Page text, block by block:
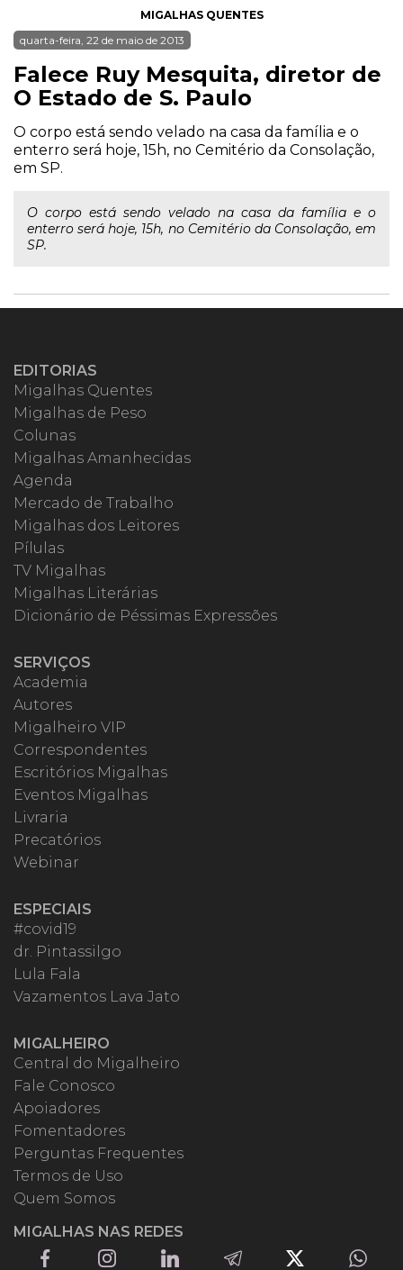
MIGALHAS QUENTES
quarta-feira, 22 de maio de 2013
Falece Ruy Mesquita, diretor de
O Estado de S. Paulo
O corpo está sendo velado na casa da família e o
enterro será hoje, 15h, no Cemitério da Consolação,
em SP.
O corpo está sendo velado na casa da família e o
enterro será hoje, 15h, no Cemitério da Consolação, em
SP.
EDITORIAS
Migalhas Quentes
Migalhas de Peso
Colunas
Migalhas Amanhecidas
Agenda
Mercado de Trabalho
Migalhas dos Leitores
Pílulas
TV Migalhas
Migalhas Literárias
Dicionário de Péssimas Expressões
SERVIÇOS
Academia
Autores
Migalheiro VIP
Correspondentes
Escritórios Migalhas
Eventos Migalhas
Livraria
Precatórios
Webinar
ESPECIAIS
#covid19
dr. Pintassilgo
Lula Fala
Vazamentos Lava Jato
MIGALHEIRO
Central do Migalheiro
Fale Conosco
Apoiadores
Fomentadores
Perguntas Frequentes
Termos de Uso
Quem Somos
MIGALHAS NAS REDES